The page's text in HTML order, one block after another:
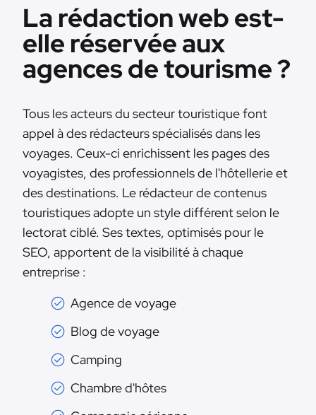
La rédaction web est-
elle réservée aux
agences de tourisme ?
Tous les acteurs du secteur touristique font
appel à des rédacteurs spécialisés dans les
voyages. Ceux-ci enrichissent les pages des
voyagistes, des professionnels de l'hôtellerie et
des destinations. Le rédacteur de contenus
touristiques adopte un style différent selon le
lectorat ciblé. Ses textes, optimisés pour le
SEO, apportent de la visibilité à chaque
entreprise :
Agence de voyage
Blog de voyage
Camping
Chambre d'hôtes